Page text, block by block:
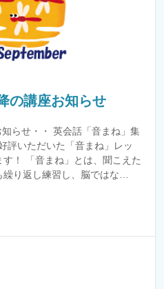
の講座お知らせ
らせ・・ 英会話「音まね」集
評いただいた「音まね」レッ
！ 「音まね」とは、聞こえた
繰り返し練習し、脳ではな…